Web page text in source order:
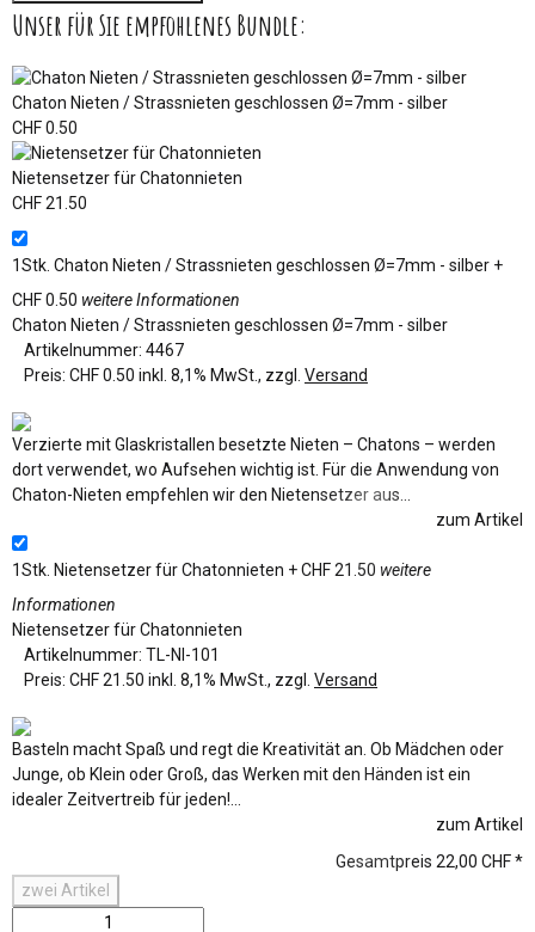
Unser für Sie empfohlenes Bundle:
Chaton Nieten / Strassnieten geschlossen Ø=7mm - silber
CHF 0.50
Nietensetzer für Chatonnieten
CHF 21.50
1Stk. Chaton Nieten / Strassnieten geschlossen Ø=7mm - silber +
CHF 0.50 weitere Informationen
Chaton Nieten / Strassnieten geschlossen Ø=7mm - silber
Artikelnummer: 4467
Preis: CHF 0.50 inkl. 8,1% MwSt., zzgl. Versand
Verzierte mit Glaskristallen besetzte Nieten – Chatons – werden
dort verwendet, wo Aufsehen wichtig ist. Für die Anwendung von
Chaton-Nieten empfehlen wir den Nietensetzer aus...
zum Artikel
1Stk. Nietensetzer für Chatonnieten + CHF 21.50 weitere
Informationen
Nietensetzer für Chatonnieten
Artikelnummer: TL-NI-101
Preis: CHF 21.50 inkl. 8,1% MwSt., zzgl. Versand
Basteln macht Spaß und regt die Kreativität an. Ob Mädchen oder
Junge, ob Klein oder Groß, das Werken mit den Händen ist ein
idealer Zeitvertreib für jeden!...
zum Artikel
Gesamtpreis 22,00 CHF*
zwei Artikel